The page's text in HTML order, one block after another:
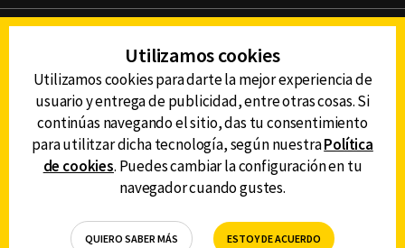
AVISO DE PRIVACIDAD
AVISO LEGAL
DEFENSORÍA DE LAS AUDIENCIAS
DESCARGA LA APP DE CANAL 6
Utilizamos cookies
Utilizamos cookies para darte la mejor experiencia de
usuario y entrega de publicidad, entre otras cosas. Si
continúas navegando el sitio, das tu consentimiento
para utilitzar dicha tecnología, según nuestraPolítica
de cookies. Puedes cambiar la configuración en tu
navegador cuando gustes.
QUIERO SABER MÁS ESTOY DE ACUERDO